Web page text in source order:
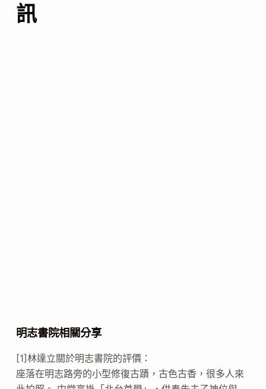
訊
明志書院相關分享
[1]林達立關於明志書院的評價：
座落在明志路旁的小型修復古蹟，古色古香，很多人來